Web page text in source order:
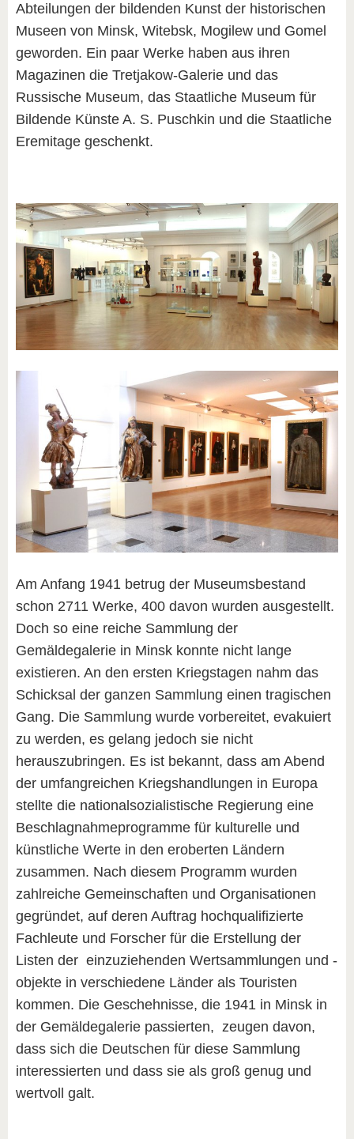
Abteilungen der bildenden Kunst der historischen
Museen von Minsk, Witebsk, Mogilew und Gomel
geworden. Ein paar Werke haben aus ihren
Magazinen die Tretjakow-Galerie und das
Russische Museum, das Staatliche Museum für
Bildende Künste A. S. Puschkin und die Staatliche
Eremitage geschenkt.
Am Anfang 1941 betrug der Museumsbestand
schon 2711 Werke, 400 davon wurden ausgestellt.
Doch so eine reiche Sammlung der
Gemäldegalerie in Minsk konnte nicht lange
existieren. An den ersten Kriegstagen nahm das
Schicksal der ganzen Sammlung einen tragischen
Gang. Die Sammlung wurde vorbereitet, evakuiert
zu werden, es gelang jedoch sie nicht
herauszubringen. Es ist bekannt, dass am Abend
der umfangreichen Kriegshandlungen in Europa
stellte die nationalsozialistische Regierung eine
Beschlagnahmeprogramme für kulturelle und
künstliche Werte in den eroberten Ländern
zusammen. Nach diesem Programm wurden
zahlreiche Gemeinschaften und Organisationen
gegründet, auf deren Auftrag hochqualifizierte
Fachleute und Forscher für die Erstellung der
Listen der einzuziehenden Wertsammlungen und -
objekte in verschiedene Länder als Touristen
kommen. Die Geschehnisse, die 1941 in Minsk in
der Gemäldegalerie passierten, zeugen davon,
dass sich die Deutschen für diese Sammlung
interessierten und dass sie als groß genug und
wertvoll galt.